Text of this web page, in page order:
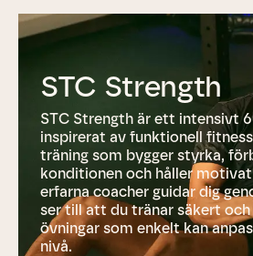
STC Strength
STC Strength är ett intensivt
inspirerat av funktionell
träning som bygger styrka,
konditionen och håller
erfarna coacher guidar dig
ser till att du tränar säkert
övningar som enkelt kan
nivå.